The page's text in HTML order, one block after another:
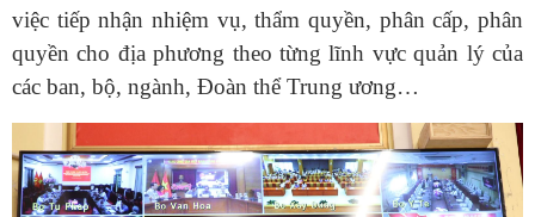
việc tiếp nhận nhiệm vụ, thẩm quyền, phân cấp, phân
quyền cho địa phương theo từng lĩnh vực quản lý của
các ban, bộ, ngành, Đoàn thể Trung ương…